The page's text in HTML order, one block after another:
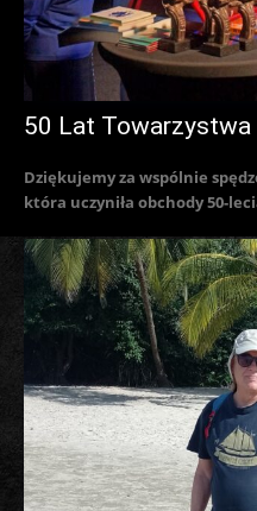
50 Lat Towarzystwa
Dziękujemy za wspólnie
która uczyniła obchody 50-